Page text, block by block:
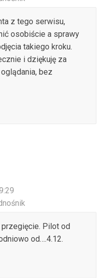
z tego serwisu,
osobiście a sprawy
takiego kroku.
i dziękuję za
bez
przegięcie. Pilot od
od….4.12.